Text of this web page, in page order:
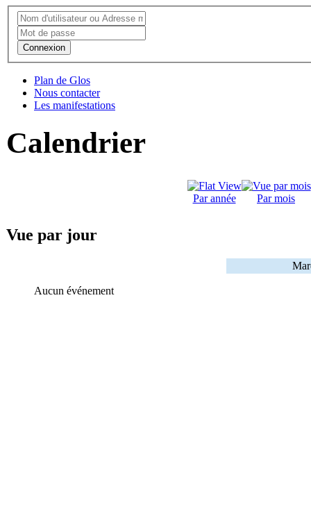
Connexion
Plan de Glos
Nous contacter
Les manifestations
Calendrier
Par année Par mois
Vue par jour
Aucun événement